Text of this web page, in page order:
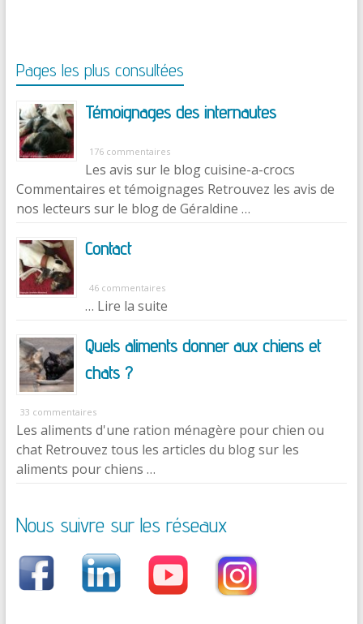
Pages les plus consultées
Témoignages des internautes
176 commentaires
Les avis sur le blog cuisine-a-crocs
Commentaires et témoignages Retrouvez les avis de
nos lecteurs sur le blog de Géraldine …
Contact
46 commentaires
… Lire la suite
Quels aliments donner aux chiens et
chats ?
33 commentaires
Les aliments d'une ration ménagère pour chien ou
chat Retrouvez tous les articles du blog sur les
aliments pour chiens …
Nous suivre sur les réseaux